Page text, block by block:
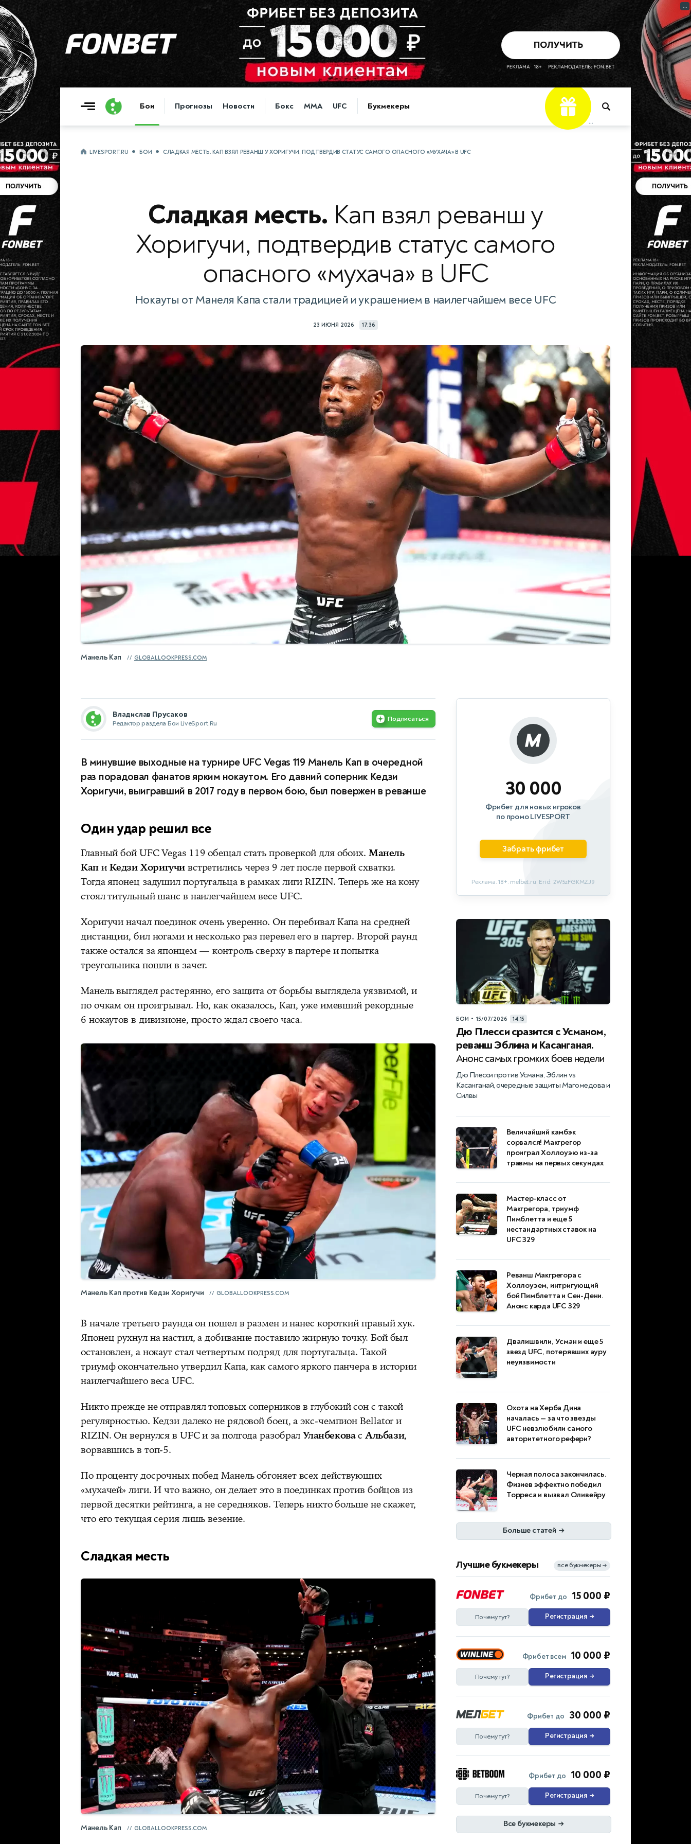
Бои Прогнозы Новости Бокс MMA UFC Букмекеры
Фрибет
...
LIVESPORT.RU БОИ СЛАДКАЯ МЕСТЬ. КАП ВЗЯЛ РЕВАНШ У ХОРИГУЧИ, ПОДТВЕРДИВ СТАТУС САМОГО ОПАСНОГО «МУХАЧА» В UFC
Сладкая месть. Кап взял реванш у
Хоригучи, подтвердив статус самого
опасного «мухача» в UFC
Нокауты от Манеля Капа стали традицией и украшением в наилегчайшем весе UFC
23 ИЮНЯ 2026 17:36
Манель Кап GLOBALLOOKPRESS.COM
Владислав Прусаков
Редактор раздела Бои LiveSport.Ru
Подписаться
В минувшие выходные на турнире UFC Vegas 119 Манель Кап в очередной
раз порадовал фанатов ярким нокаутом. Его давний соперник Кедзи
Хоригучи, выигравший в 2017 году в первом бою, был повержен в реванше
Один удар решил все
Главный бой UFC Vegas 119 обещал стать проверкой для обоих. Манель
КапиКедзи Хоригучивстретились через 9 лет после первой схватки.
Тогда японец задушил португальца в рамках лиги RIZIN. Теперь же на кону
стоял титульный шанс в наилегчайшем весе UFC.
Хоригучи начал поединок очень уверенно. Он перебивал Капа на средней
дистанции, бил ногами и несколько раз перевел его в партер. Второй раунд
также остался за японцем — контроль сверху в партере и попытка
треугольника пошли в зачет.
Манель выглядел растерянно, его защита от борьбы выглядела уязвимой, и
по очкам он проигрывал. Но, как оказалось, Кап, уже имевший рекордные
6 нокаутов в дивизионе, просто ждал своего часа.
Манель Кап против Кедзи Хоригучи GLOBALLOOKPRESS.COM
В начале третьего раунда он пошел в размен и нанес короткий правый хук.
Японец рухнул на настил, а добивание поставило жирную точку. Бой был
остановлен, а нокаут стал четвертым подряд для португальца. Такой
триумф окончательно утвердил Капа, как самого яркого панчера в истории
наилегчайшего веса UFC.
Никто прежде не отправлял топовых соперников в глубокий сон с такой
регулярностью. Кедзи далеко не рядовой боец, а экс-чемпион Bellator и
RIZIN. Он вернулся в UFC и за полгода разобралУланбековасАльбази,
ворвавшись в топ-5.
По проценту досрочных побед Манель обгоняет всех действующих
«мухачей» лиги. И что важно, он делает это в поединках против бойцов из
первой десятки рейтинга, а не середняков. Теперь никто больше не скажет,
что его текущая серия лишь везение.
Сладкая месть
Манель Кап GLOBALLOOKPRESS.COM
30 000
Фрибет для новых игроков
по промо LIVESPORT
Забрать фрибет
Реклама. 18+. melbet.ru. Erid: 2W5zFGKMZJ9
БОИ • 15/07/2026 14:15
Дю Плесси сразится с Усманом,
реванш Эблина и Касанганая.
Анонс самых громких боев недели
Дю Плесси против Усмана, Эблин vs
Касанганай, очередные защиты Магомедова и
Силвы
Величайший камбэк
сорвался! Макгрегор
проиграл Холлоуэю из-за
травмы на первых секундах
Мастер-класс от
Макгрегора, триумф
Пимблетта и еще 5
нестандартных ставок на
UFC 329
Реванш Макгрегора с
Холлоуэем, интригующий
бой Пимблетта и Сен-Дени.
Анонс карда UFC 329
Двалишвили, Усман и еще 5
звезд UFC, потерявших ауру
неуязвимости
Охота на Херба Дина
началась — за что звезды
UFC невзлюбили самого
авторитетного рефери?
Черная полоса закончилась.
Физиев эффектно победил
Торреса и вызвал Оливейру
Больше статей →
Лучшие букмекеры все букмекеры →
Фрибет до 15 000 ₽
Почему тут? Регистрация →
Фрибет всем 10 000 ₽
Почему тут? Регистрация →
Фрибет до 30 000 ₽
Почему тут? Регистрация →
Фрибет до 10 000 ₽
Почему тут? Регистрация →
Все букмекеры →
...